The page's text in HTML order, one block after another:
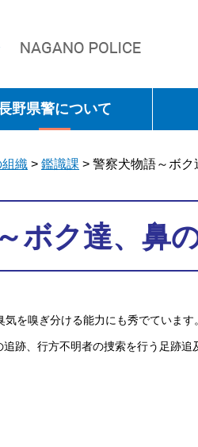
野県警について
織 > 鑑識課 > 警察犬物語～ボク
ボク達、鼻
を嗅ぎ分ける能力にも秀でています。
跡、行方不明者の捜索を行う足跡追